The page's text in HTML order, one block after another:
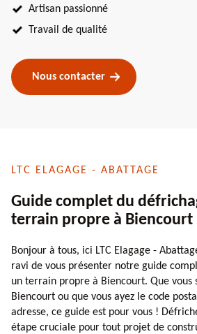
Artisan passionné
Travail de qualité
Nous contacter
LTC ELAGAGE - ABATTAGE
Guide complet du
terrain propre à Biencourt
Bonjour à tous, ici LTC Elagage -
ravi de vous présenter notre guide
un terrain propre à Biencourt. Que vous
Biencourt ou que vous ayez le code
adresse, ce guide est pour vous !
étape cruciale pour tout projet de